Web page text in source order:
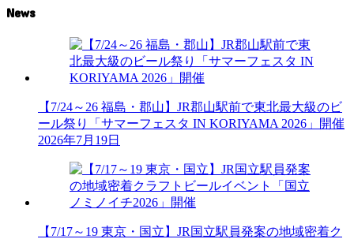
News
【7/24～26 福島・郡山】JR郡山駅前で東北最大級のビ
ール祭り「サマーフェスタ IN KORIYAMA 2026」開催
2026年7月19日
【7/17～19 東京・国立】JR国立駅員発案の地域密着ク